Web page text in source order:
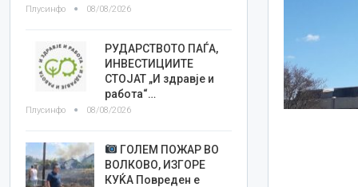
Плусинфо 08/08/2026
РУДАРСТВОТО ПАЃА,
ИНВЕСТИЦИИТЕ
СТОЈАТ „И здравје и
работа“…
Плусинфо 08/08/2026
ГОЛЕМ ПОЖАР ВО
ВОЛКОВО, ИЗГОРЕ
КУЌА Повреден е